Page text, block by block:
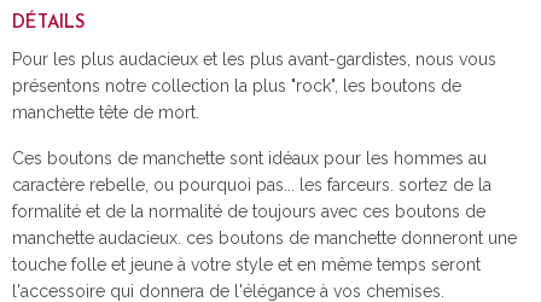
DÉTAILS
Pour les plus audacieux et les plus avant-gardistes, nous vous
présentons notre collection la plus "rock", les boutons de
manchette tête de mort.
Ces boutons de manchette sont idéaux pour les hommes au
caractère rebelle, ou pourquoi pas... les farceurs. sortez de la
formalité et de la normalité de toujours avec ces boutons de
manchette audacieux. ces boutons de manchette donneront une
touche folle et jeune à votre style et en même temps seront
l'accessoire qui donnera de l'élégance à vos chemises.